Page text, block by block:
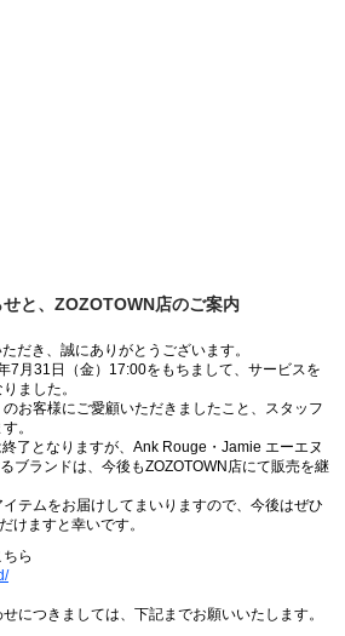
と、ZOZOTOWN店のご案内
だき、誠にありがとうございます。
7月31日（金）17:00をもちまして、サービスを
ました。
お客様にご愛顧いただきましたこと、スタッフ
。
了となりますが、Ank Rouge・Jamie エーエヌ
ブランドは、今後もZOZOTOWN店にて販売を継
テムをお届けしてまいりますので、今後はぜひ
けますと幸いです。
ら
につきましては、下記までお願いいたします。